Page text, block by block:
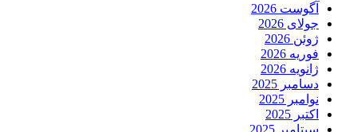
آگوست 2026
جولای 2026
ژوئن 2026
فوریه 2026
ژانویه 2026
دسامبر 2025
نوامبر 2025
اکتبر 2025
سپتامبر 2025